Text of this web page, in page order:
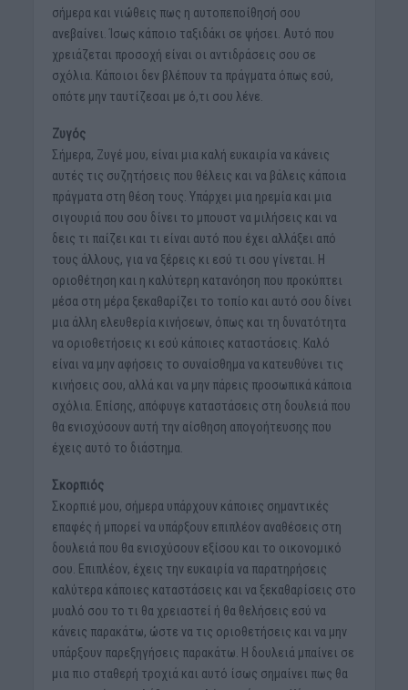
σήμερα και νιώθεις πως η αυτοπεποίθησή σου
ανεβαίνει. Ίσως κάποιο ταξιδάκι σε ψήσει. Αυτό που
χρειάζεται προσοχή είναι οι αντιδράσεις σου σε
σχόλια. Κάποιοι δεν βλέπουν τα πράγματα όπως εσύ,
οπότε μην ταυτίζεσαι με ό,τι σου λένε.
Ζυγός
Σήμερα, Ζυγέ μου, είναι μια καλή ευκαιρία να κάνεις
αυτές τις συζητήσεις που θέλεις και να βάλεις κάποια
πράγματα στη θέση τους. Υπάρχει μια ηρεμία και μια
σιγουριά που σου δίνει το μπουστ να μιλήσεις και να
δεις τι παίζει και τι είναι αυτό που έχει αλλάξει από
τους άλλους, για να ξέρεις κι εσύ τι σου γίνεται. Η
οριοθέτηση και η καλύτερη κατανόηση που προκύπτει
μέσα στη μέρα ξεκαθαρίζει το τοπίο και αυτό σου δίνει
μια άλλη ελευθερία κινήσεων, όπως και τη δυνατότητα
να οριοθετήσεις κι εσύ κάποιες καταστάσεις. Καλό
είναι να μην αφήσεις το συναίσθημα να κατευθύνει τις
κινήσεις σου, αλλά και να μην πάρεις προσωπικά κάποια
σχόλια. Επίσης, απόφυγε καταστάσεις στη δουλειά που
θα ενισχύσουν αυτή την αίσθηση απογοήτευσης που
έχεις αυτό το διάστημα.
Σκορπιός
Σκορπιέ μου, σήμερα υπάρχουν κάποιες σημαντικές
επαφές ή μπορεί να υπάρξουν επιπλέον αναθέσεις στη
δουλειά που θα ενισχύσουν εξίσου και το οικονομικό
σου. Επιπλέον, έχεις την ευκαιρία να παρατηρήσεις
καλύτερα κάποιες καταστάσεις και να ξεκαθαρίσεις στο
μυαλό σου το τι θα χρειαστεί ή θα θελήσεις εσύ να
κάνεις παρακάτω, ώστε να τις οριοθετήσεις και να μην
υπάρξουν παρεξηγήσεις παρακάτω. Η δουλειά μπαίνει σε
μια πιο σταθερή τροχιά και αυτό ίσως σημαίνει πως θα